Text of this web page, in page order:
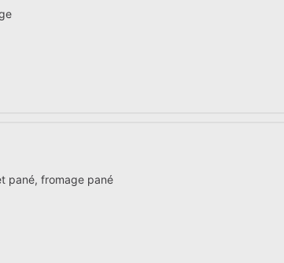
pané, fromage pané